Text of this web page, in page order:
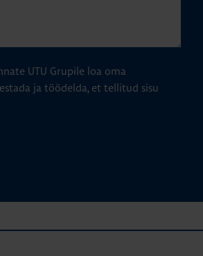
UTU Grupile loa oma
ja töödelda, et tellitud sisu